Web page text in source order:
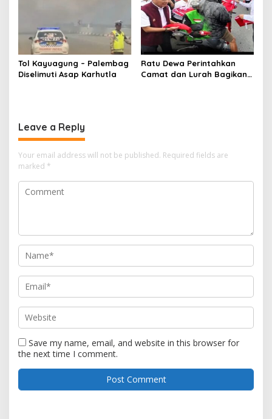
Tol Kayuagung – Palembag
Diselimuti Asap Karhutla
Ratu Dewa Perintahkan
Camat dan Lurah Bagikan
Leave a Reply
Your email address will not be published. Required fields are
marked *
Save my name, email, and website in this browser for
the next time I comment.